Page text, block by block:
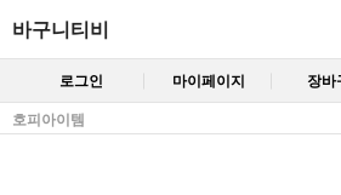
바구니티비
로그인 마이페이지 장바
호피아이템